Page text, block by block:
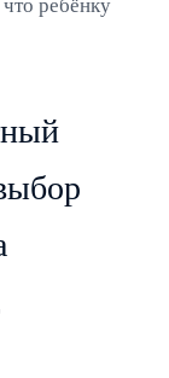
ребёнку